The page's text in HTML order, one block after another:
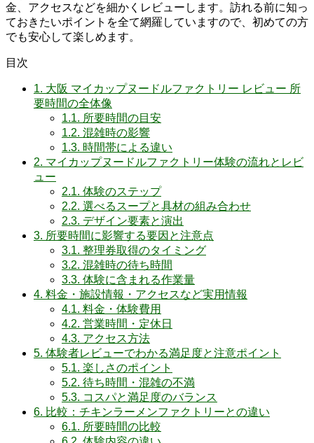
金、アクセスなどを細かくレビューします。訪れる前に知っ
ておきたいポイントを全て網羅していますので、初めての方
でも安心して楽しめます。
目次
1. 大阪 マイカップヌードルファクトリー レビュー 所
要時間の全体像
1.1. 所要時間の目安
1.2. 混雑時の影響
1.3. 時間帯による違い
2. マイカップヌードルファクトリー体験の流れとレビ
ュー
2.1. 体験のステップ
2.2. 選べるスープと具材の組み合わせ
2.3. デザイン要素と演出
3. 所要時間に影響する要因と注意点
3.1. 整理券取得のタイミング
3.2. 混雑時の待ち時間
3.3. 体験に含まれる作業量
4. 料金・施設情報・アクセスなど実用情報
4.1. 料金・体験費用
4.2. 営業時間・定休日
4.3. アクセス方法
5. 体験者レビューでわかる満足度と注意ポイント
5.1. 楽しさのポイント
5.2. 待ち時間・混雑の不満
5.3. コスパと満足度のバランス
6. 比較：チキンラーメンファクトリーとの違い
6.1. 所要時間の比較